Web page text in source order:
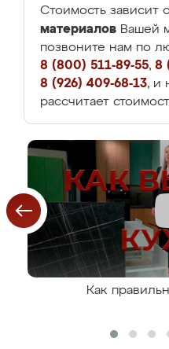
Стоимость зависит
материалов Вашей
позвоните нам по
8 (800) 511-89-55, 8
8 (926) 409-68-13, и
рассчитает
Как